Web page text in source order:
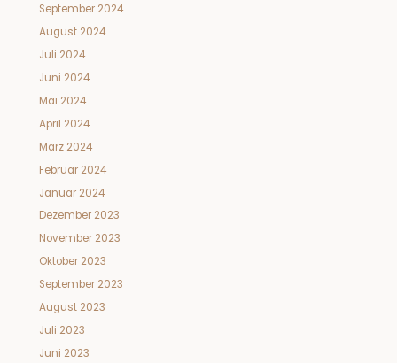
September 2024
August 2024
Juli 2024
Juni 2024
Mai 2024
April 2024
März 2024
Februar 2024
Januar 2024
Dezember 2023
November 2023
Oktober 2023
September 2023
August 2023
Juli 2023
Juni 2023